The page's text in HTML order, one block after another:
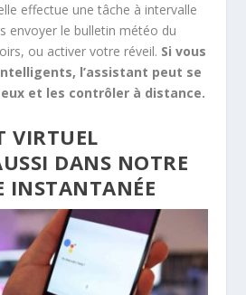
effectue une tâche à intervalle
envoyer le bulletin météo du
ou activer votre réveil. Si vous
l’assistant peut se
et les contrôler à distance.
VIRTUEL
DANS NOTRE
INSTANTANÉE